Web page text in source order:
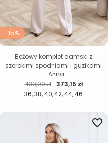
-15%
36 38 40 42 44 46
Cena regularna
439,00 zł Cena
373,15 zł
Beżowy komplet damski z
szerokimi spodniami i guzikami
– Anna
favorite_border